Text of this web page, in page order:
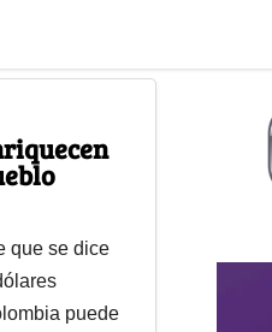
que se dice
puede